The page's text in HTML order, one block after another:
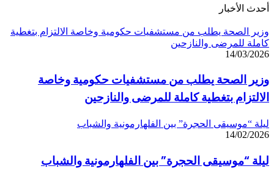
أحدث الأخبار
وزير الصحة يطلب من مستشفيات حكومية وخاصة الالتزام بتغطية
كاملة للمرضى والنازحين
14/03/2026
وزير الصحة يطلب من مستشفيات حكومية وخاصة
الالتزام بتغطية كاملة للمرضى والنازحين
ليلة “موسيقى الحجرة” بين الفلهارمونية والشباب
14/02/2026
ليلة “موسيقى الحجرة” بين الفلهارمونية والشباب